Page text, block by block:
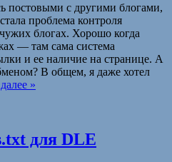
постовыми с другими блогами,
проблема контроля
блогах. Хорошо когда
— там сама система
и ее наличие на странице. А
В общем, я даже хотел
»
для DLE